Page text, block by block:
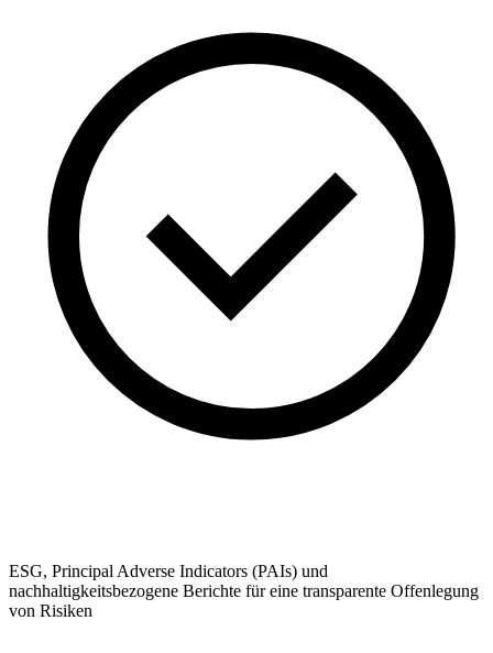
ESG, Principal Adverse Indicators (PAIs) und
nachhaltigkeitsbezogene Berichte für eine transparente Offenlegung
von Risiken